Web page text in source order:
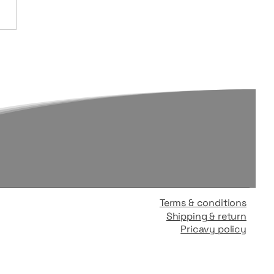
Terms & conditions
Shipping & return​
Pricavy policy